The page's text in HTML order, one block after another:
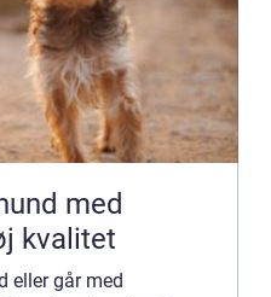
med
kvalitet
eller går med